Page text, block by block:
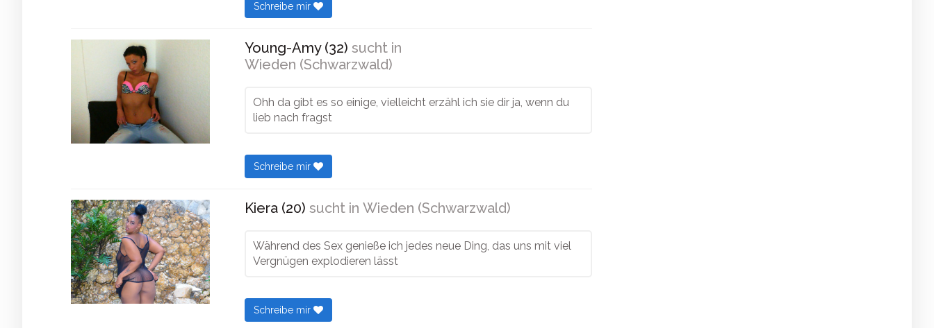
Schreibe mir
Young-Amy (32) sucht in
Wieden (Schwarzwald)
Ohh da gibt es so einige, vielleicht erzähl ich sie dir ja, wenn du
lieb nach fragst
Schreibe mir
Kiera (20) sucht in Wieden (Schwarzwald)
Während des Sex genieße ich jedes neue Ding, das uns mit viel
Vergnügen explodieren lässt
Schreibe mir